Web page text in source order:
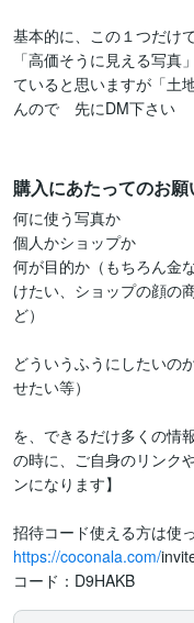
基本的に、この１つだけ
「高価そうに見える写
ていると思いますが「土
んので　先にDM下さい
購入にあたってのお願
何に使う写真か
個人かショップか
何が目的か（もちろん金
けたい、ショップの顔の
ど）
どういうふうにしたいの
せたい等）
を、できるだけ多くの情
の時に、ご自身のリンク
ンになります】
https://coconala.com/